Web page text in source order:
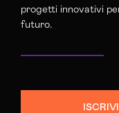
progetti innovativi
futuro.